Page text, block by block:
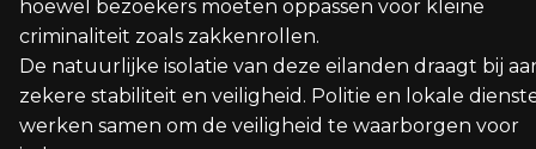
hoewel bezoekers moeten oppassen voor kleine
criminaliteit zoals zakkenrollen.
De natuurlijke isolatie van deze eilanden draagt bij
zekere stabiliteit en veiligheid. Politie en lokale
werken samen om de veiligheid te waarborgen voor